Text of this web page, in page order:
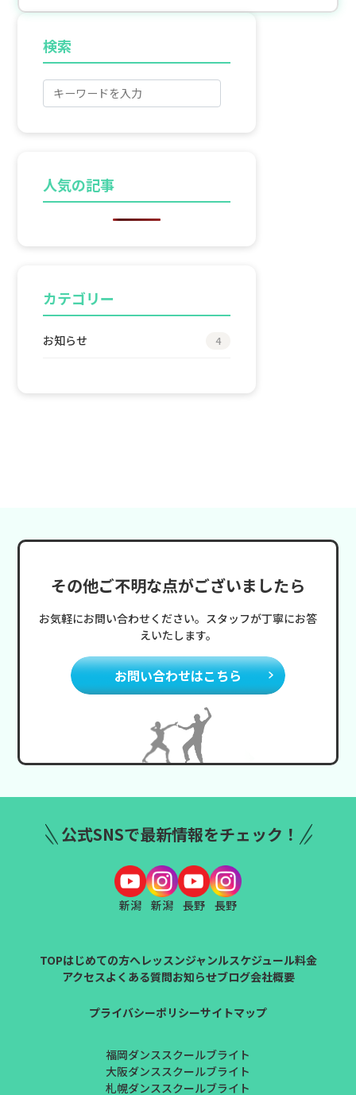
検索
人気の記事
カテゴリー
お知らせ 4
その他ご不明な点がございましたら
お気軽にお問い合わせください。スタッフが丁寧にお答
えいたします。
お問い合わせはこちら
公式SNSで最新情報をチェック！
新潟 新潟 長野 長野
TOPはじめての方へレッスンジャンルスケジュール料金
アクセスよくある質問お知らせブログ会社概要
プライバシーポリシーサイトマップ
福岡ダンススクールブライト
大阪ダンススクールブライト
札幌ダンススクールブライト